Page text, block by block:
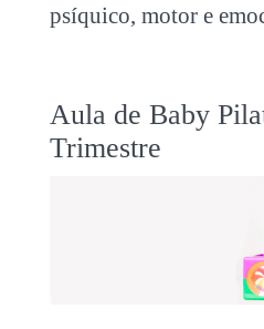
psíquico, motor e
Aula de Baby
Trimestre